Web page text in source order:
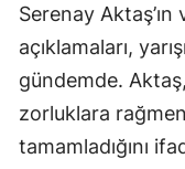
Serenay
açıklamaları,
gündemde.
zorluklara rağmen
tamamladığını